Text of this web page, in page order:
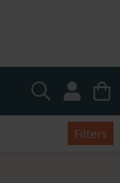
Filters